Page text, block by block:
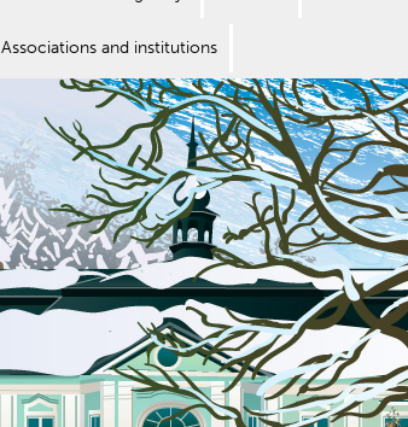
Associations and institutions